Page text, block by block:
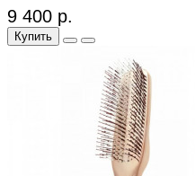
9 400 р.
Купить